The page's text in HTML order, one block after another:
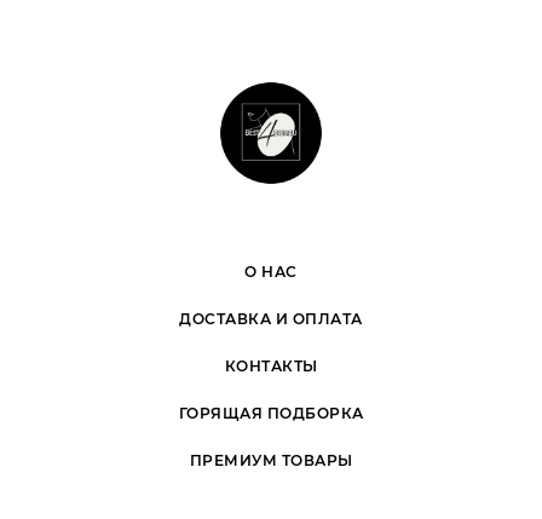
О НАС
ДОСТАВКА И ОПЛАТА
КОНТАКТЫ
ГОРЯЩАЯ ПОДБОРКА
ПРЕМИУМ ТОВАРЫ